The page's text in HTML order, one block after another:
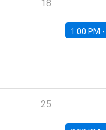
18
1:00 PM -
25